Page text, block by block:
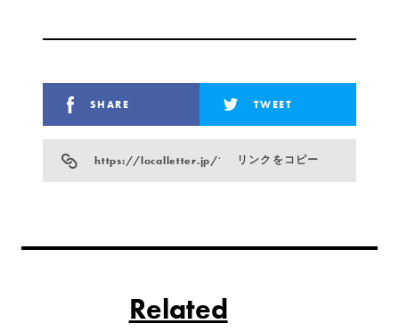
SHARE TWEET
https://localletter.jp/?p=793リンクをコピー
Related